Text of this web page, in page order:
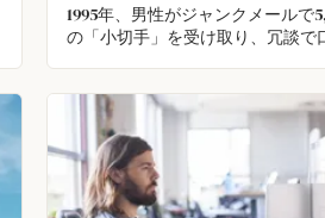
1995年、男性がジャンクメールで
の「小切手」を受け取り、冗談で